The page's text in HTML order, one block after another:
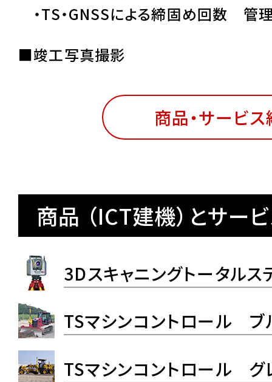
・TS・GNSSによる締固め回数 管
■竣工写真撮影
商品・サービ
商品 （ICT建機）とサー
3Dスキャニングトータルス
TSマシンコントロール ブ
TSマシンコントロール グ